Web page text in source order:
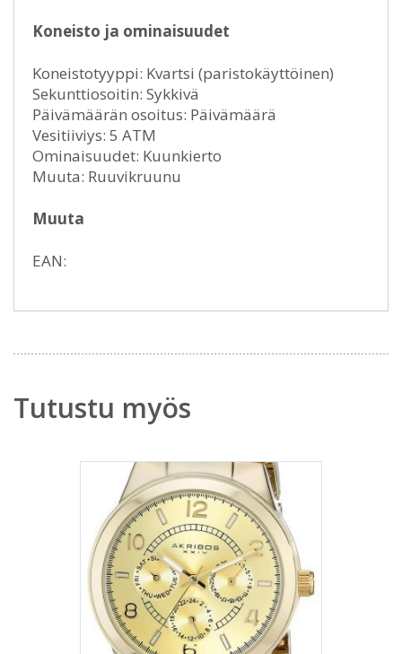
Koneisto ja ominaisuudet
Koneistotyyppi: Kvartsi (paristokäyttöinen)
Sekunttiosoitin: Sykkivä
Päivämäärän osoitus: Päivämäärä
Vesitiiviys: 5 ATM
Ominaisuudet: Kuunkierto
Muuta: Ruuvikruunu
Muuta
EAN:
Tutustu myös